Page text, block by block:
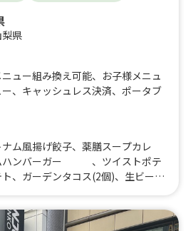
梨県
ニュー組み換え可能、 お子様メニュ
、 キャッシュレス決済、 ポータブ
ム風揚げ餃子、薬膳スープカレ
ハンバーガー 、ツイストポテ
、ガーデンタコス(2個)、生ビー
レー、プランツベース餃子、プラ
排、海南鶏飯